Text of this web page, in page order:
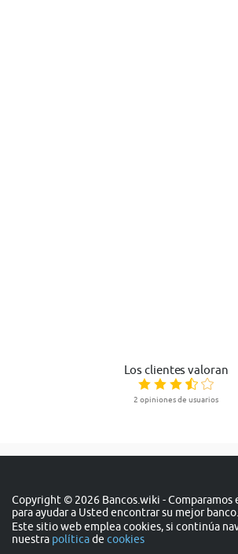
Los clientes valoran
2 opiniones de usuarios
Copyright © 2026 Bancos.wiki - Comparamos
para ayudar a Usted encontrar su mejor banco.
Este sitio web emplea cookies, si continúa
nuestra políticade cookies